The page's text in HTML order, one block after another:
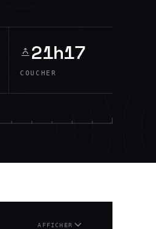
21h17
COUCHER
AFFICHER